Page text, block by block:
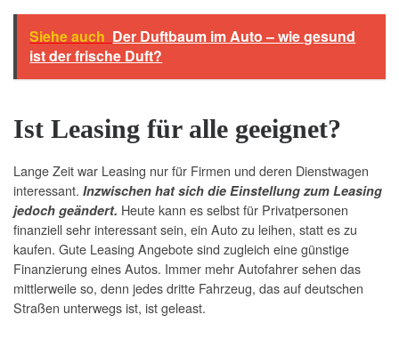
Siehe auch Der Duftbaum im Auto – wie gesund
ist der frische Duft?
Ist Leasing für alle geeignet?
Lange Zeit war Leasing nur für Firmen und deren Dienstwagen
interessant. Inzwischen hat sich die Einstellung zum Leasing
jedoch geändert. Heute kann es selbst für Privatpersonen
finanziell sehr interessant sein, ein Auto zu leihen, statt es zu
kaufen. Gute Leasing Angebote sind zugleich eine günstige
Finanzierung eines Autos. Immer mehr Autofahrer sehen das
mittlerweile so, denn jedes dritte Fahrzeug, das auf deutschen
Straßen unterwegs ist, ist geleast.